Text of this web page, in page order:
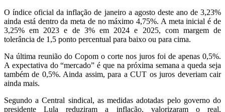
O índice oficial da inflação de janeiro a agosto deste ano de 3,23%
ainda está dentro da meta de no máximo 4,75%. A meta inicial é de
3,25% em 2023 e de 3% em 2024 e 2025, com margem de
tolerância de 1,5 ponto percentual para baixo ou para cima.
Na última reunião do Copom o corte nos juros foi de apenas 0,5%.
A expectativa do “mercado” é que na próxima semana a queda seja
também de 0,5%. Ainda assim, para a CUT os juros deveriam cair
ainda mais.
Segundo a Central sindical, as medidas adotadas pelo governo do
presidente Lula reduziram a inflação, valorizaram o real,